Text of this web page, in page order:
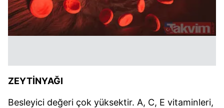
ZEYTİNYAĞI
Besleyici değeri çok yüksektir. A, C, E vitaminleri,